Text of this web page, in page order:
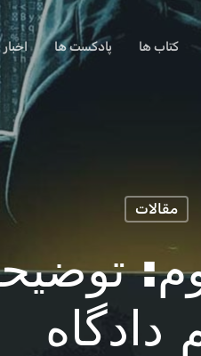
کتاب ها پادکست ها اخبار
مقالات
دادگاه